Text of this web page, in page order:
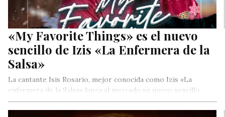
«My Favorite Things» es el nuevo
sencillo de Izis «La Enfermera de la
Salsa»
La cantante Isis Rosario, mejor conocida como Izis «La
enfermera de la Salsa» lanza al mercado su nuevo sencillo
“My…